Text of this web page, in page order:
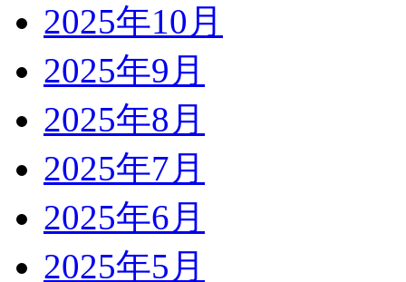
2025年10月
2025年9月
2025年8月
2025年7月
2025年6月
2025年5月